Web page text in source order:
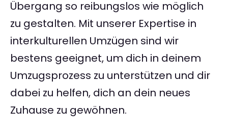
Übergang so reibungslos wie möglich
zu gestalten. Mit unserer Expertise in
interkulturellen Umzügen sind wir
bestens geeignet, um dich in deinem
Umzugsprozess zu unterstützen und dir
dabei zu helfen, dich an dein neues
Zuhause zu gewöhnen.